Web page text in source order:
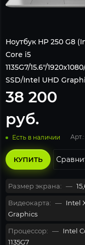
Ноутбук HP 250 G8
Core i5
1135G7/15.6"/
SSD/Intel UHD
10 Home) 3V5F4EA,
38 200
руб.
Есть в наличии
КУПИТЬ
Размер экрана: —
Видеокарта: — Intel
Graphics
Процессор: — Intel
1135G7